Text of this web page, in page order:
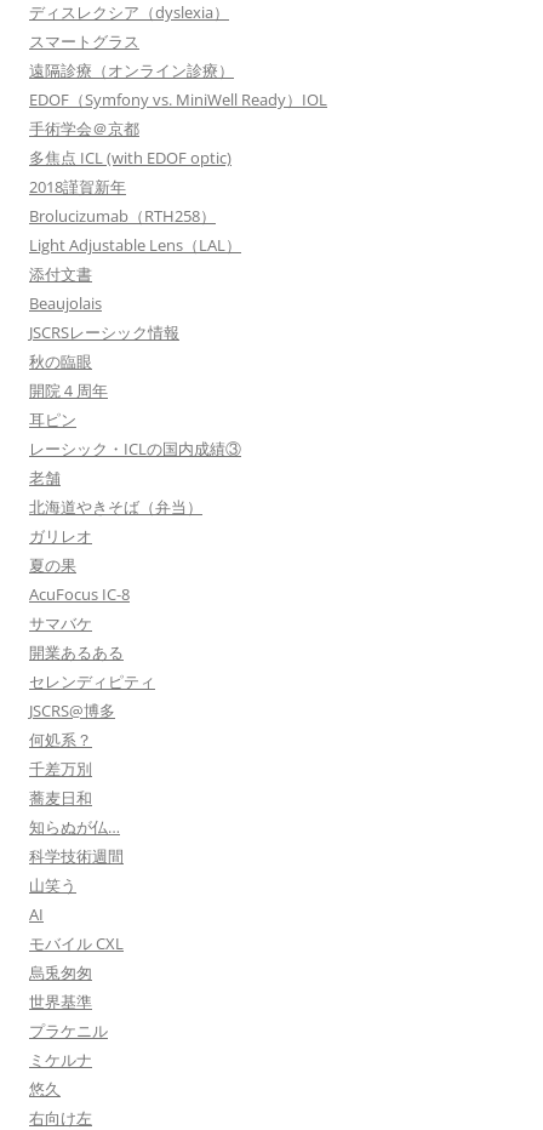
ディスレクシア（dyslexia）
スマートグラス
遠隔診療（オンライン診療）
EDOF（Symfony vs. MiniWell Ready）IOL
手術学会＠京都
多焦点 ICL (with EDOF optic)
2018謹賀新年
Brolucizumab（RTH258）
Light Adjustable Lens（LAL）
添付文書
Beaujolais
JSCRSレーシック情報
秋の臨眼
開院４周年
耳ピン
レーシック・ICLの国内成績③
老舗
北海道やきそば（弁当）
ガリレオ
夏の果
AcuFocus IC-8
サマバケ
開業あるある
セレンディピティ
JSCRS@博多
何処系？
千差万別
蕎麦日和
知らぬが仏…
科学技術週間
山笑う
AI
モバイル CXL
烏兎匆匆
世界基準
プラケニル
ミケルナ
悠久
右向け左